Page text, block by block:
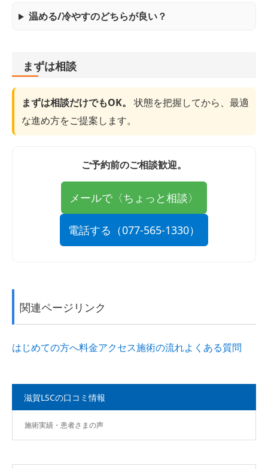
温める/冷やすのどちらが良い？
まずは相談
まずは相談だけでもOK。
状態を把握してから、最適
な進め方をご提案します。
ご予約前のご相談歓迎。
メールで〈ちょっと相談〉
電話する（077-565-1330）
関連ページリンク
はじめての方へ料金アクセス施術の流れよくある質問
滋賀LSCの口コミ情報
施術実績・患者さまの声